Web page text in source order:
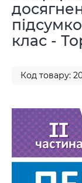
клас -
Код товару: